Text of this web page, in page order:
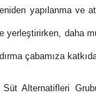
yapılanma ve
yerleştirirken, daha
çabamıza
Alternatifleri